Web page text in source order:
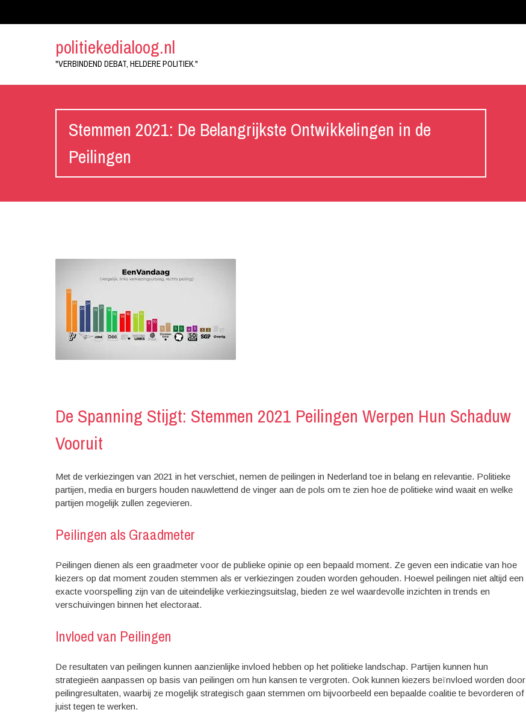
politiekedialoog.nl
"VERBINDEND DEBAT, HELDERE POLITIEK."
Stemmen 2021: De Belangrijkste Ontwikkelingen in de
Peilingen
De Spanning Stijgt: Stemmen 2021 Peilingen Werpen Hun Schaduw
Vooruit
Met de verkiezingen van 2021 in het verschiet, nemen de peilingen in Nederland toe in belang en relevantie. Politieke
partijen, media en burgers houden nauwlettend de vinger aan de pols om te zien hoe de politieke wind waait en welke
partijen mogelijk zullen zegevieren.
Peilingen als Graadmeter
Peilingen dienen als een graadmeter voor de publieke opinie op een bepaald moment. Ze geven een indicatie van hoe
kiezers op dat moment zouden stemmen als er verkiezingen zouden worden gehouden. Hoewel peilingen niet altijd een
exacte voorspelling zijn van de uiteindelijke verkiezingsuitslag, bieden ze wel waardevolle inzichten in trends en
verschuivingen binnen het electoraat.
Invloed van Peilingen
De resultaten van peilingen kunnen aanzienlijke invloed hebben op het politieke landschap. Partijen kunnen hun
strategieën aanpassen op basis van peilingen om hun kansen te vergroten. Ook kunnen kiezers beïnvloed worden door
peilingresultaten, waarbij ze mogelijk strategisch gaan stemmen om bijvoorbeeld een bepaalde coalitie te bevorderen of
juist tegen te werken.